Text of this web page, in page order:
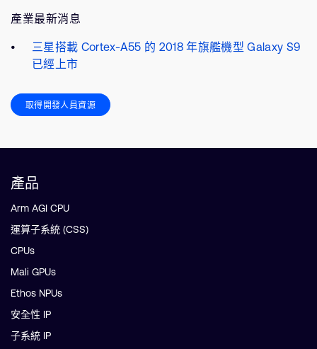
產業最新消息
三星搭載 Cortex-A55 的 2018 年旗艦機型 Galaxy S9
已經上市
取得開發人員資源
產品
Arm AGI CPU
運算子系統 (CSS)
CPUs
Mali GPUs
Ethos NPUs
安全性 IP
子系統 IP